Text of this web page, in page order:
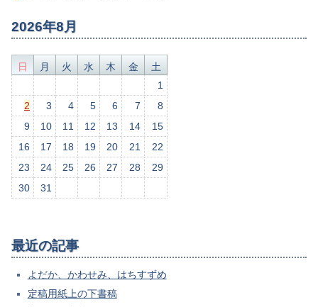
2026年8月
日 月 火 水 木 金
土
1
2
3 4 5 6 7
8
9
10 11 12 13 14
15
16
17 18 19 20 21
22
23
24 25 26 27 28
29
30
31
最近の記事
よだか、かわせみ、はちすずめ
定稿用紙上の下書稿